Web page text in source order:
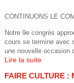
CONTINUONS LE
Notre 9e congrès
cours se termine avec
une nouvelle occasion
Lire la suite
FAIRE CULTURE :